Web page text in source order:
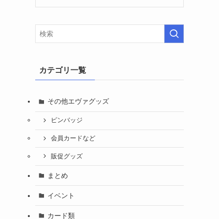
カテゴリ一覧
その他エヴァグッズ
ピンバッジ
会員カードなど
販促グッズ
まとめ
イベント
カード類